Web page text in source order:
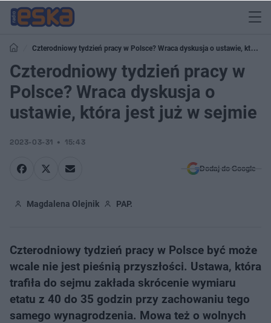
Czterodniowy tydzień pracy w Polsce? Wraca dyskusja o ustawie, która
jest już w sejmie
Czterodniowy tydzień pracy w
Polsce? Wraca dyskusja o
ustawie, która jest już w sejmie
2023-03-31 15:43
Dodaj do Google
Magdalena Olejnik PAP.
Czterodniowy tydzień pracy w Polsce być może
wcale nie jest pieśnią przyszłości. Ustawa, która
trafiła do sejmu zakłada skrócenie wymiaru
etatu z 40 do 35 godzin przy zachowaniu tego
samego wynagrodzenia. Mowa też o wolnych